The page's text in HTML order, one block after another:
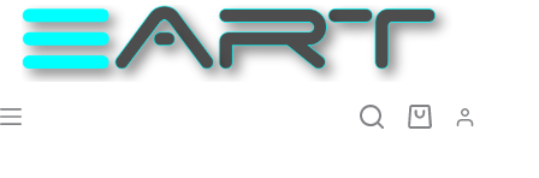
Preskoči
sadržaj
Košarica